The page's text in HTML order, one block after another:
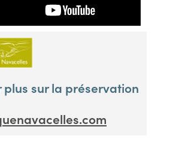
plus sur la préservation